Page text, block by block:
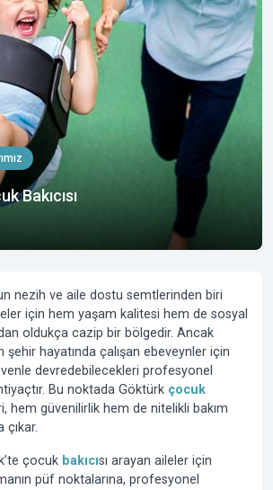
Bakıcısı
nezih ve aile dostu semtlerinden biri
için hem yaşam kalitesi hem de sosyal
oldukça cazip bir bölgedir. Ancak
hayatında çalışan ebeveynler için
devredebilecekleri profesyonel
Bu noktada Göktürk çocuk
hem güvenilirlik hem de nitelikli bakım
çıkar.
çocuk bakıcısı arayan aileler için
püf noktalarına, profesyonel